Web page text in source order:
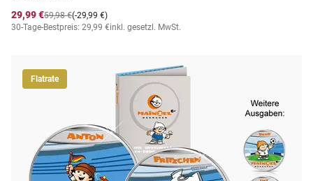
29,99 €
(-29,99 €)
59,98 €
30-Tage-Bestpreis: 29,99 €inkl. gesetzl. MwSt.
Flatrate